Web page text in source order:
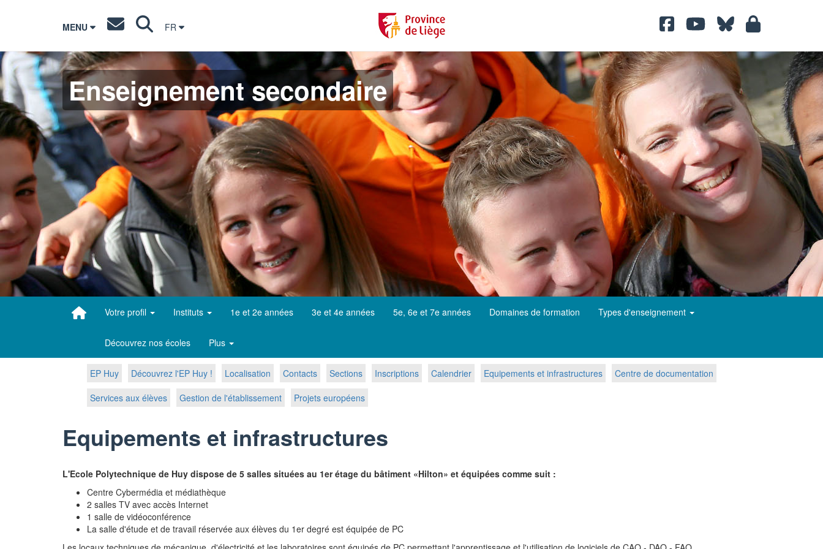
MENU FR
Enseignement secondaire
Votre profil Instituts 1e et 2e années 3e et 4e années 5e, 6e et 7e années Domaines de formation Types d'enseignement
Découvrez nos écoles Plus
EP Huy Découvrez l'EP Huy ! Localisation Contacts Sections Inscriptions Calendrier Equipements et infrastructures
Centre de documentation
Services aux élèves
Gestion de l'établissement Projets européens
Equipements et infrastructures
L'Ecole Polytechnique de Huy dispose de 5 salles situées au 1er étage du bâtiment «Hilton» et équipées comme suit :
Centre Cybermédia et médiathèque
2 salles TV avec accès Internet
1 salle de vidéoconférence
La salle d'étude et de travail réservée aux élèves du 1er degré est équipée de PC